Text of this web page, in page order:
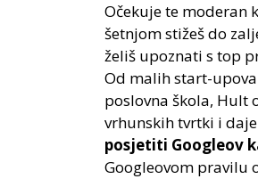
Očekuje te moderan
šetnjom stižeš do
želiš upoznati s top
Od malih start-
poslovna škola, Hult
vrhunskih tvrtki i
posjetiti Googleov
Googleovom pravilu